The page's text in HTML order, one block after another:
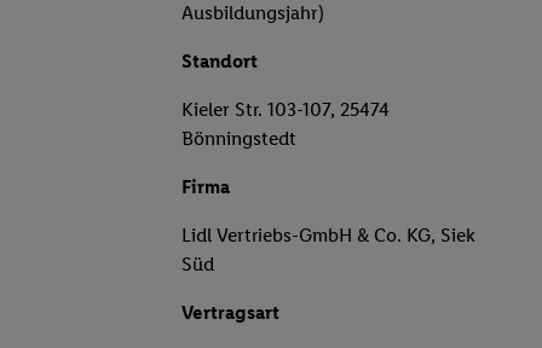
Ausbildungsjahr)
Standort
Kieler Str. 103-107, 25474
Bönningstedt
Firma
Lidl Vertriebs-GmbH & Co. KG, Siek
Süd
Vertragsart